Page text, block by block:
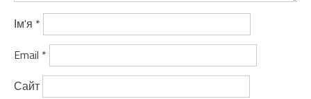
Ім'я *
Email *
Сайт